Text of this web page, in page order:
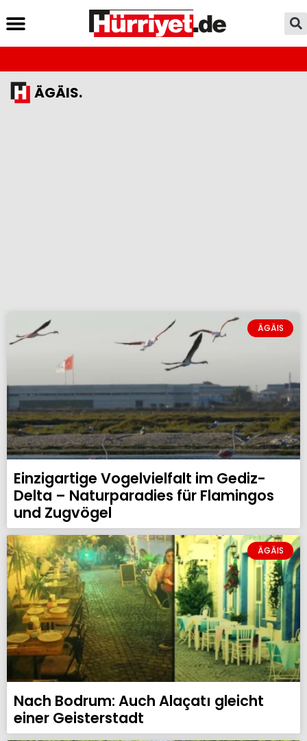
ÄGÄIS.
ÄGÄIS
Einzigartige Vogelvielfalt im Gediz-
Delta – Naturparadies für Flamingos
und Zugvögel
ÄGÄIS
Nach Bodrum: Auch Alaçatı gleicht
einer Geisterstadt